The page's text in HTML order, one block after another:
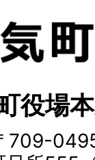
役場
709-